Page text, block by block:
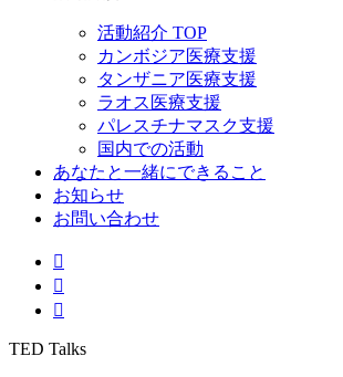
活動紹介 TOP
カンボジア医療支援
タンザニア医療支援
ラオス医療支援
パレスチナマスク支援
国内での活動
あなたと一緒にできること
お知らせ
お問い合わせ
TED Talks